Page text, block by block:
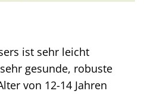
ist sehr leicht
gesunde, robuste
von 12-14 Jahren